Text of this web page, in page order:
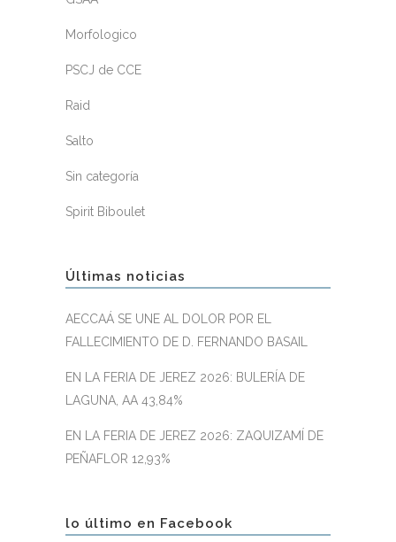
Morfologico
PSCJ de CCE
Raid
Salto
Sin categoría
Spirit Biboulet
Últimas noticias
AECCAÁ SE UNE AL DOLOR POR EL
FALLECIMIENTO DE D. FERNANDO BASAIL
EN LA FERIA DE JEREZ 2026: BULERÍA DE
LAGUNA, AA 43,84%
EN LA FERIA DE JEREZ 2026: ZAQUIZAMÍ DE
PEÑAFLOR 12,93%
lo último en Facebook